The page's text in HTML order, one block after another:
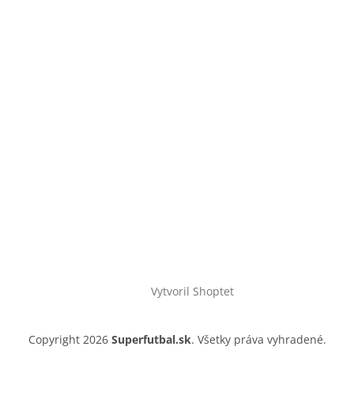
Vytvoril Shoptet
Copyright 2026 Superfutbal.sk. Všetky práva vyhradené.